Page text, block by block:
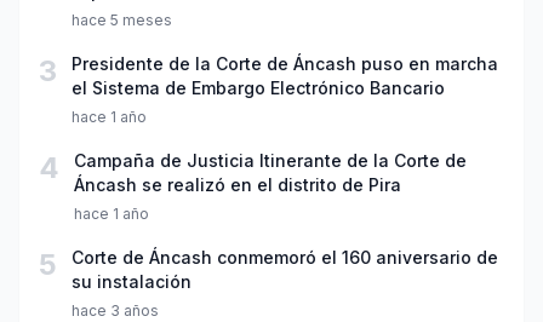
penal de Huaraz
hace 5 meses
3
Presidente de la Corte de Áncash puso en marcha
el Sistema de Embargo Electrónico Bancario
hace 1 año
4
Campaña de Justicia Itinerante de la Corte de
Áncash se realizó en el distrito de Pira
hace 1 año
5
Corte de Áncash conmemoró el 160 aniversario de
su instalación
hace 3 años